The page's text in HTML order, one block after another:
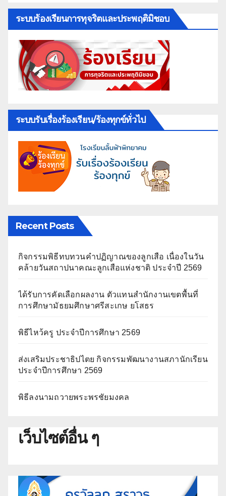
ระบบร้องเรียนการทุจริตและประพฤติมิชอบ
ระบบรับเรื่องร้องเรียน/ร้องทุกข์ทั่วไป
Recent Posts
กิจกรรมพิธีทบทวนคำปฏิญาณของลูกเสือ เนื่องในวัน
คล้ายวันสถาปนาคณะลูกเสือแห่งชาติ ประจำปี 2569
ได้รับการคัดเลือกผลงาน ตัวแทนสำนักงานเขตพื้นที่
การศึกษามัธยมศึกษาศรีสะเกษ ยโสธร
พิธีไหว้ครู ประจำปีการศึกษา 2569
ส่งเสริมประชาธิปไตย กิจกรรมพัฒนางานสภานักเรียน
ประจำปีการศึกษา 2569
พิธีลงนามถวายพระพรชัยมงคล
เว็บไซต์อื่น ๆ